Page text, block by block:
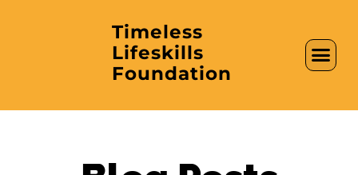
Timeless
Lifeskills
Foundation